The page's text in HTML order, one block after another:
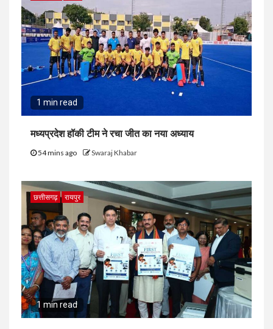
1 min read
मध्यप्रदेश हॉकी टीम ने रचा जीत का नया अध्याय
54 mins ago Swaraj Khabar
छत्तीसगढ़ रायपुर
1 min read